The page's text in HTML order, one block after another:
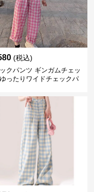
(税込)
クパンツ ギンガムチェッ
ったりワイドチェックパ